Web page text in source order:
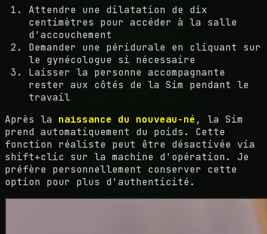
Attendre une dilatation de dix
centimètres pour accéder à la salle
d'accouchement
Demander une péridurale en cliquant sur
le gynécologue si nécessaire
Laisser la personne accompagnante
rester aux côtés de la Sim pendant le
travail
Après la naissance du nouveau-né , la Sim
prend automatiquement du poids. Cette
fonction réaliste peut être désactivée via
shift+clic sur la machine d'opération. Je
préfère personnellement conserver cette
option pour plus d'authenticité.